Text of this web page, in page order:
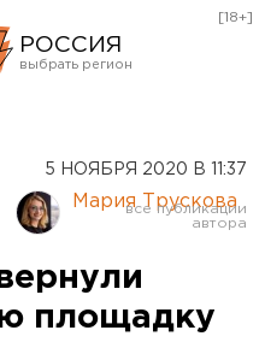
РОССИЯ
Курган
Оренбург
[18+]
5 НОЯБРЯ 2020 В 11:37
Мария Трускова
площадку